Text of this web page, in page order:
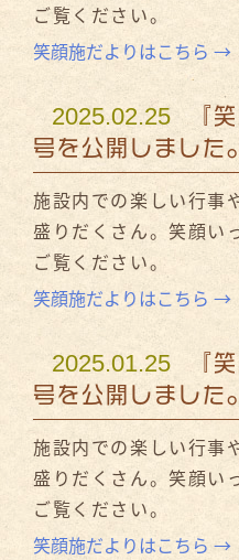
ご覧ください。
笑顔施だよりはこちら →
2025.02.25
『
号を公開しました。
施設内での楽しい行事
盛りだくさん。笑顔い
ご覧ください。
笑顔施だよりはこちら →
2025.01.25
『
号を公開しました。
施設内での楽しい行事
盛りだくさん。笑顔い
ご覧ください。
笑顔施だよりはこちら →